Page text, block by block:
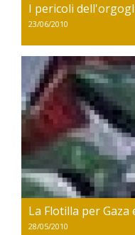
I pericoli
23/06/2010
La Flotilla per Gaza
28/05/2010